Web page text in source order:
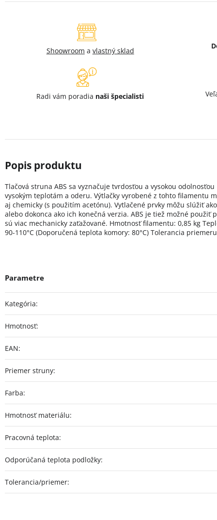
Shoowroom a vlastný sklad
Radi vám poradia naši špecialisti
Tlačová struna ABS sa vyznačuje tvrdosťou a vysokou
vysokým teplotám a oderu. Výtlačky vyrobené z tohto filamentu
aj chemicky (s použitím acetónu). Vytlačené prvky môžu slúžiť
alebo dokonca ako ich konečná verzia. ABS je tiež možné použiť
sú viac mechanicky zaťažované. Hmotnosť filamentu: 0,85 kg
90-110°C (Doporučená teplota komory: 80°C) Tolerancia
Kategória:
Hmotnosť:
EAN:
Priemer struny:
Farba:
Hmotnosť materiálu:
Pracovná teplota:
Odporúčaná teplota podložky:
Tolerancia/priemer: